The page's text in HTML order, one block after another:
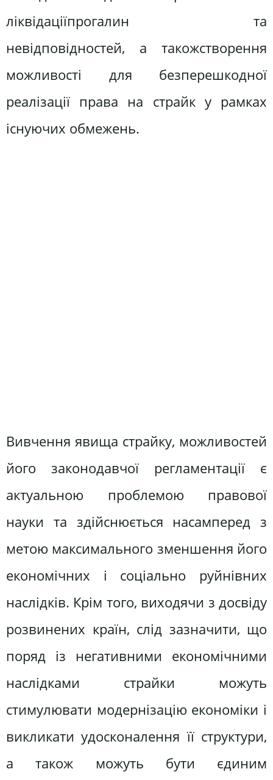
ліквідаціїпрогалин та
невідповідностей, а такожстворення
можливості для безперешкодної
реалізації права на страйк у рамках
існуючих обмежень.
Вивчення явища страйку, можливостей
його законодавчої регламентації є
актуальною проблемою правової
науки та здійснюється насамперед з
метою максимального зменшення його
економічних і соціально руйнівних
наслідків. Крім того, виходячи з досвіду
розвинених країн, слід зазначити, що
поряд із негативними економічними
наслідками страйки можуть
стимулювати модернізацію економіки і
викликати удосконалення її структури,
а також можуть бути єдиним